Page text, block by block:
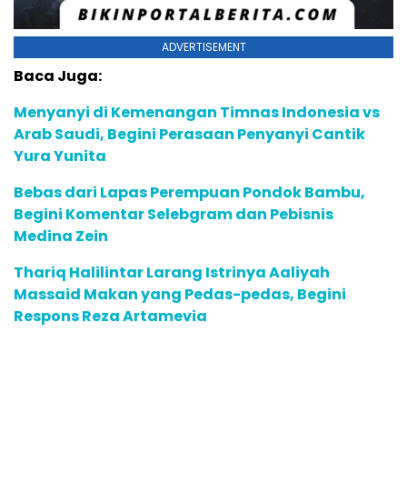
ADVERTISEMENT
Baca Juga:
Menyanyi di Kemenangan Timnas Indonesia vs
Arab Saudi, Begini Perasaan Penyanyi Cantik
Yura Yunita
Bebas dari Lapas Perempuan Pondok Bambu,
Begini Komentar Selebgram dan Pebisnis
Medina Zein
Thariq Halilintar Larang Istrinya Aaliyah
Massaid Makan yang Pedas-pedas, Begini
Respons Reza Artamevia